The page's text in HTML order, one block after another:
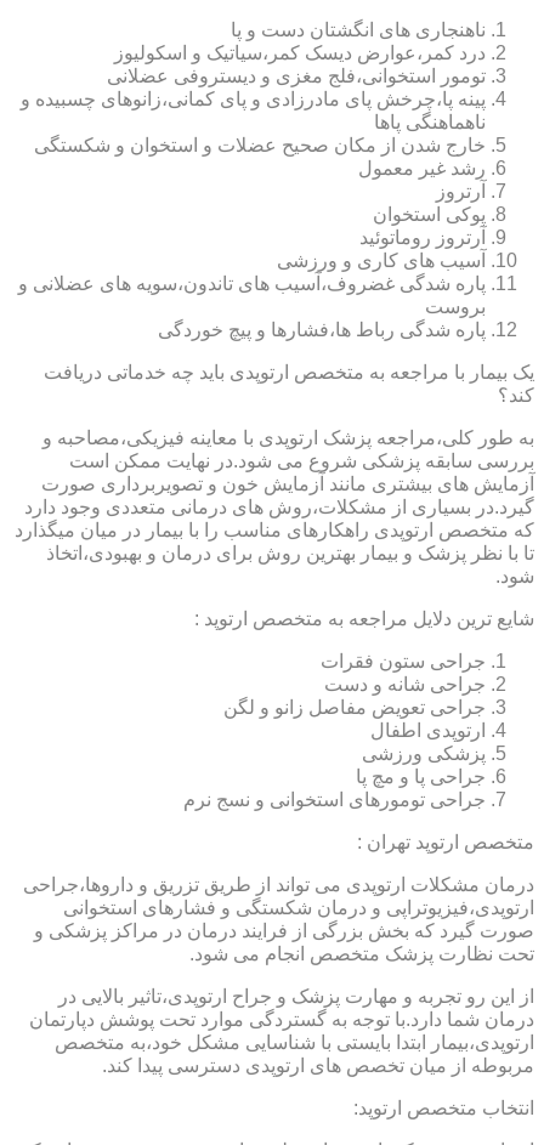
ناهنجاری های انگشتان دست و پا
درد کمر،عوارض دیسک کمر،سیاتیک و اسکولیوز
تومور استخوانی،فلج مغزی و دیستروفی عضلانی
پینه پا،چرخش پای مادرزادی و پای کمانی،زانوهای چسبیده و
ناهماهنگی پاها
خارج شدن از مکان صحیح عضلات و استخوان و شکستگی
رشد غیر معمول
آرتروز
پوکی استخوان
آرتروز روماتوئید
آسیب های کاری و ورزشی
پاره شدگی غضروف،آسیب های تاندون،سویه های عضلانی و
بروست
پاره شدگی رباط ها،فشارها و پیچ خوردگی
یک بیمار با مراجعه به متخصص ارتوپدی باید چه خدماتی دریافت
کند؟
به طور کلی،مراجعه پزشک ارتوپدی با معاینه فیزیکی،مصاحبه و
بررسی سابقه پزشکی شروع می شود.در نهایت ممکن است
آزمایش های بیشتری مانند آزمایش خون و تصویربرداری صورت
گیرد.در بسیاری از مشکلات،روش های درمانی متعددی وجود دارد
که متخصص ارتوپدی راهکارهای مناسب را با بیمار در میان میگذارد
تا با نظر پزشک و بیمار بهترین روش برای درمان و بهبودی،اتخاذ
شود.
شایع ترین دلایل مراجعه به متخصص ارتوپد :
جراحی ستون فقرات
جراحی شانه و دست
جراحی تعویض مفاصل زانو و لگن
ارتوپدی اطفال
پزشکی ورزشی
جراحی پا و مچ پا
جراحی تومورهای استخوانی و نسج نرم
متخصص ارتوپد تهران :
درمان مشکلات ارتوپدی می تواند از طریق تزریق و داروها،جراحی
ارتوپدی،فیزیوتراپی و درمان شکستگی و فشارهای استخوانی
صورت گیرد که بخش بزرگی از فرایند درمان در مراکز پزشکی و
تحت نظارت پزشک متخصص انجام می شود.
از این رو تجربه و مهارت پزشک و جراح ارتوپدی،تاثیر بالایی در
درمان شما دارد.با توجه به گستردگی موارد تحت پوشش دپارتمان
ارتوپدی،بیمار ابتدا بایستی با شناسایی مشکل خود،به متخصص
مربوطه از میان تخصص های ارتوپدی دسترسی پیدا کند.
انتخاب متخصص ارتوپد: